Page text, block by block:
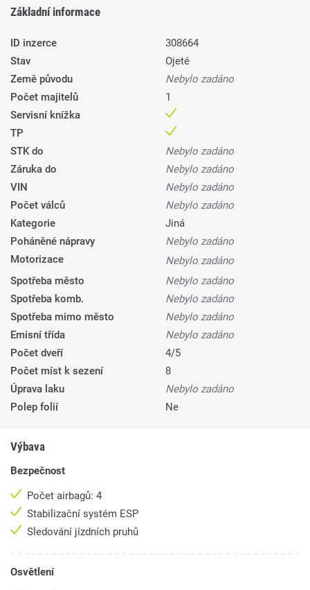
Základní informace
ID inzerce
308664
Stav
Ojeté
Země původu
Nebylo zadáno
Počet majitelů
1
Servisní knížka
TP
STK do
Nebylo zadáno
Záruka do
Nebylo zadáno
VIN
Nebylo zadáno
Počet válců
Nebylo zadáno
Kategorie
Jiná
Poháněné nápravy
Nebylo zadáno
Motorizace
Nebylo zadáno
Spotřeba město
Nebylo zadáno
Spotřeba komb.
Nebylo zadáno
Spotřeba mimo město
Nebylo zadáno
Emisní třída
Nebylo zadáno
Počet dveří
4/5
Počet míst k sezení
8
Úprava laku
Nebylo zadáno
Polep folií
Ne
Výbava
Bezpečnost
Počet airbagů: 4
Stabilizační systém ESP
Sledování jízdních pruhů
Osvětlení